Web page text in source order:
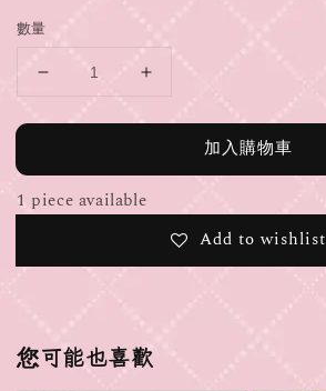
數量
加入購物車
1 piece available
Add to wishlist
您可能也喜歡